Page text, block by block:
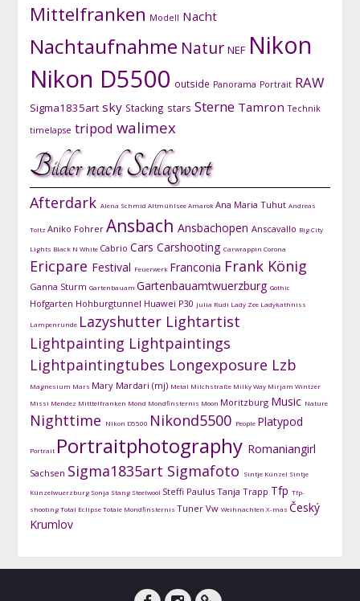
Mittelfranken Modell Nacht
Nachtaufnahme Natur NEF Nikon
Nikon D5500 outside Panorama Portrait RAW
Sigma1835art sky Stacking stars Sterne Tamron Technik
timelapse tripod walimex
Bilder nach Schlagwort
Afterdark Alena Schmid AltmühlseeAmarokAna Maria Tuhut Andreas
Toltz Aniko Fohrer Ansbach Ansbachopen Anscavallo Big City
Lights Black N White Cabrio Cars Carshooting Carwrappin Corona
Ericpare Festival Feuerwerk Franconia Frank König
Ganna Sturm Gartenbauam Gartenbauamtwuerzburg Gothic
Hofgarten Hohburgtunnel Huawei P30 Julia Rudi Lady Zee Ladykathniss
Lampenrunde Lazyshutter Lightartist
Lightpainting Lightpaintings
Lightpaintingtubes Longexposure Lzb
Magnesium Mars Mary Mardari (mj) Metal Milchstraße Milky Way Mirjam Wintzer
Missi Mendez Mitttelfranken Mond Mondfinsternis Moon Moritzburg Music Nature
Nighttime Nikon D5500 Nikond5500 People Platypod
Portrait Portraitphotography Romaniangirl
Sachsen Sigma1835art Sigmafoto Sintje Künzel Sintje
Künzelwuerzburg Sonja Stang Steelwool Steffi Paulus Tanja Trapp Tfp Tfp-
shootingTotal EclipseTotale Mondfinsternis Tuner Vw Weihnachten X-mas Český
Krumlov